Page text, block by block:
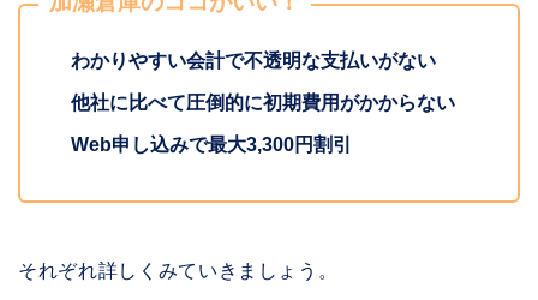
わかりやすい会計で不透明な支払いがない
他社に比べて圧倒的に初期費用がかからない
Web申し込みで最大3,300円割引
それぞれ詳しくみていきましょう。